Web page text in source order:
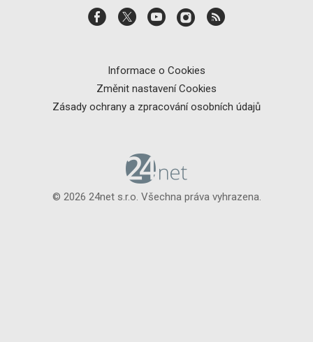
Informace o Cookies
Změnit nastavení Cookies
Zásady ochrany a zpracování osobních údajů
© 2026 24net s.r.o. Všechna práva vyhrazena.